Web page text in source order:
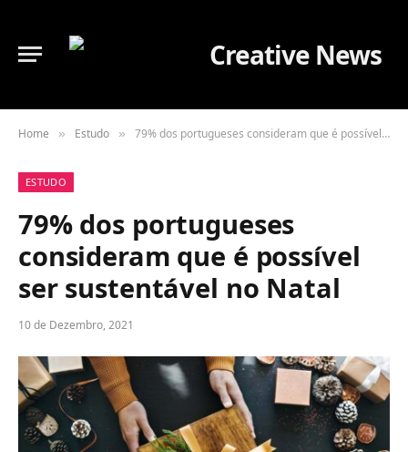
Home » Estudo » 79% dos portugueses consideram que é possível ser sustentável no Natal
ESTUDO
79% dos portugueses
consideram que é possível
ser sustentável no Natal
10 de Dezembro, 2021